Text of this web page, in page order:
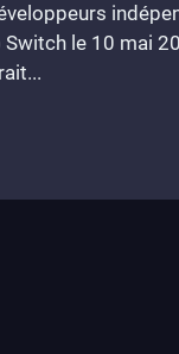
le 10 mai